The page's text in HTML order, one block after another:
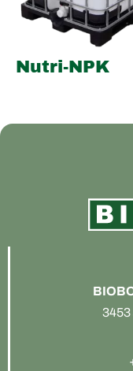
Nutri-NPK
3453